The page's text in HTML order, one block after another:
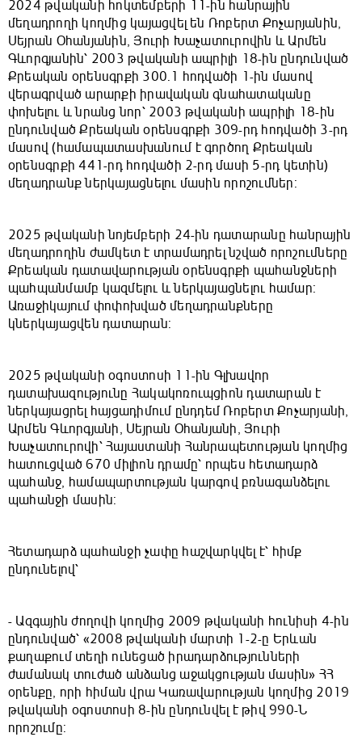
2024 թվականի հոկտեմբերի 11-ին հանրային
մեղադրողի կողմից կայացվել են Ռոբերտ Քոչարյանին,
Սեյրան Օհանյանին, Յուրի Խաչատուրովին և Արմեն
Գևորգյանին՝ 2003 թվականի ապրիլի 18-ին ընդունված
Քրեական օրենսգրքի 300.1 հոդվածի 1-ին մասով
վերագրված արարքի իրավական գնահատականը
փոխելու և նրանց նոր՝ 2003 թվականի ապրիլի 18-ին
ընդունված Քրեական օրենսգրքի 309-րդ հոդվածի 3-րդ
մասով (համապատասխանում է գործող Քրեական
օրենսգրքի 441-րդ հոդվածի 2-րդ մասի 5-րդ կետին)
մեղադրանք ներկայացնելու մասին որոշումներ:
2025 թվականի նոյեմբերի 24-ին դատարանը հանրային
մեղադրողին ժամկետ է տրամադրել նշված որոշումները
Քրեական դատավարության օրենսգրքի պահանջների
պահպանմամբ կազմելու և ներկայացնելու համար:
Առաջիկայում փոփոխված մեղադրանքները
կներկայացվեն դատարան:
2025 թվականի օգոստոսի 11-ին Գլխավոր
դատախազությունը Հակակոռուպցիոն դատարան է
ներկայացրել հայցադիմում ընդդեմ Ռոբերտ Քոչարյանի,
Արմեն Գևորգյանի, Սեյրան Օհանյանի, Յուրի
Խաչատուրովի՝ Հայաստանի Հանրապետության կողմից
հատուցված 670 միլիոն դրամը՝ որպես հետադարձ
պահանջ, համապարտության կարգով բռնագանձելու
պահանջի մասին:
Հետադարձ պահանջի չափը հաշվարկվել է՝ հիմք
ընդունելով՝
- Ազգային ժողովի կողմից 2009 թվականի հունիսի 4-ին
ընդունված՝ «2008 թվականի մարտի 1-2-ը Երևան
քաղաքում տեղի ունեցած իրադարձությունների
ժամանակ տուժած անձանց աջակցության մասին» ՀՀ
օրենքը, որի հիման վրա Կառավարության կողմից 2019
թվականի օգոստոսի 8-ին ընդունվել է թիվ 990-Ն
որոշումը: